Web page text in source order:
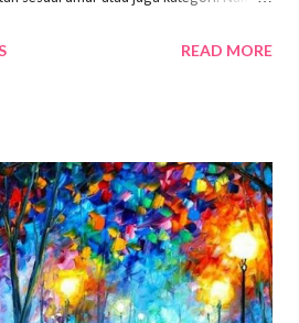
Peran alat dan bahan sangat
sesuai jenisnya. Berikut peralatan
Gambar Kegiatan menggambar
agar proses pembuatan gambar lebih
kertas yang baik salah satu syaratnya
menggambar merupakan
READ MORE